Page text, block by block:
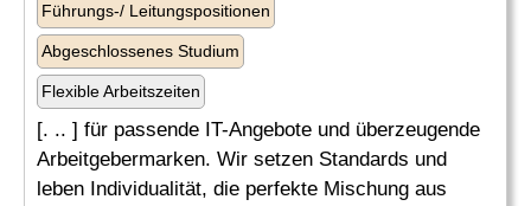
Führungs-/ Leitungspositionen
Abgeschlossenes Studium
Flexible Arbeitszeiten
[. .. ] für passende IT-Angebote und überzeugende
Arbeitgebermarken. Wir setzen Standards und
leben Individualität, die perfekte Mischung aus